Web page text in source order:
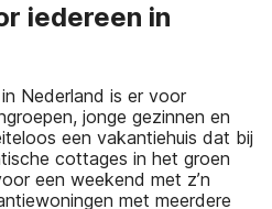
iedereen in
Nederland is er voor
jonge gezinnen en
een vakantiehuis dat bij
cottages in het groen
een weekend met z’n
met meerdere